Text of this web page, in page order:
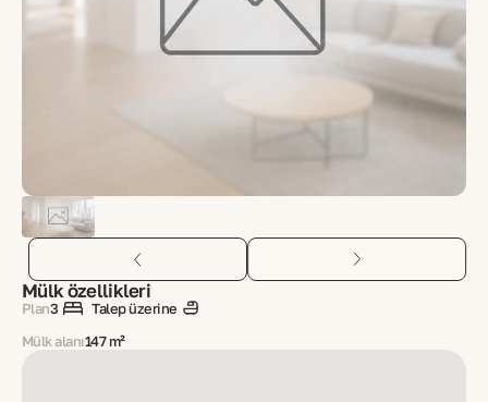
Mülk özellikleri
Plan3
Talep üzerine
Mülk alanı147 m²